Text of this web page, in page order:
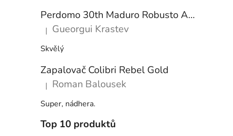
Perdomo 30th Maduro Robusto Ann. Box-Pressed
Hodnocení produktu je 5 z 5 hvězdiček.
| Gueorgui Krastev
Skvělý
Zapalovač Colibri Rebel Gold
Hodnocení produktu je 5 z 5 hvězdiček.
| Roman Balousek
Super, nádhera.
Top 10 produktů